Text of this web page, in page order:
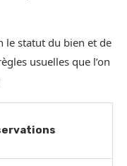
le statut du bien et de
usuelles que l’on